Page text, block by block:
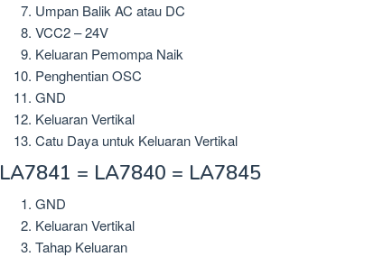
Umpan Balik AC atau DC
VCC2 – 24V
Keluaran Pemompa Naik
Penghentian OSC
GND
Keluaran Vertikal
Catu Daya untuk Keluaran Vertikal
LA7841 = LA7840 = LA7845
GND
Keluaran Vertikal
Tahap Keluaran